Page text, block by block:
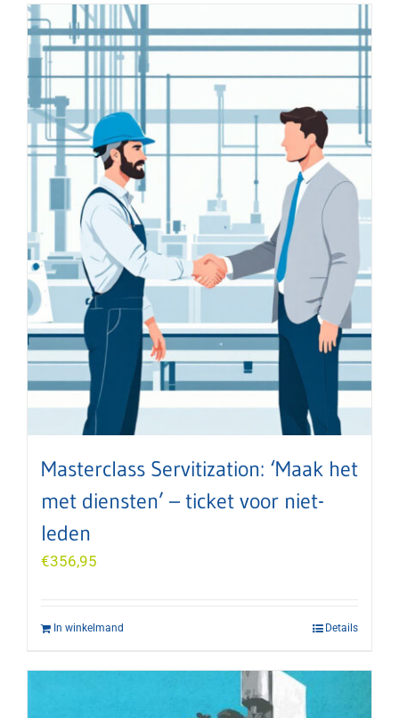
Masterclass Servitization: ‘Maak het
met diensten’ – ticket voor niet-
leden
€356,95
In winkelmand Details